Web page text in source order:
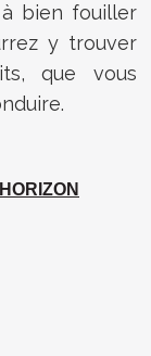
bien fouiller
y trouver
que vous